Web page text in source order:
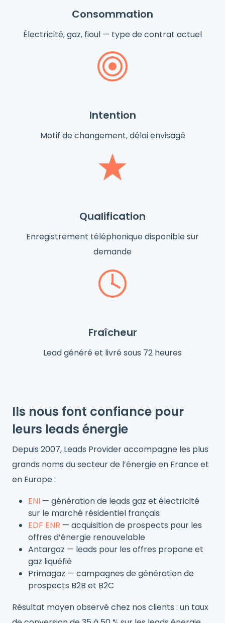
Consommation
Électricité, gaz, fioul — type de contrat actuel
Intention
Motif de changement, délai envisagé
Qualification
Enregistrement téléphonique disponible sur
demande
Fraîcheur
Lead généré et livré sous 72 heures
Ils nous font confiance pour
leurs leads énergie
Depuis 2007, Leads Provider accompagne les plus
grands noms du secteur de l’énergie en France et
en Europe :
ENI — génération de leads gaz et électricité
sur le marché résidentiel français
EDF ENR — acquisition de prospects pour les
offres d’énergie renouvelable
Antargaz — leads pour les offres propane et
gaz liquéfié
Primagaz — campagnes de génération de
prospects B2B et B2C
Résultat moyen observé chez nos clients : un taux